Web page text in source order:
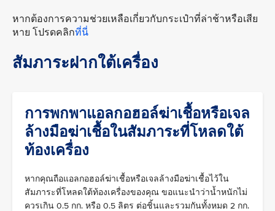
หากต้องการความช่วยเหลือเกี่ยวกับกระเป๋าที่ล่าช้าหรือเสีย
หาย โปรดคลิกที่นี่
สัมภาระฝากใต้เครื่อง
การพกพาแอลกอฮอล์ฆ่าเชื้อหรือเจล
ล้างมือฆ่าเชื้อในสัมภาระที่โหลดใต้
ท้องเครื่อง
หากคุณถือแอลกอฮอล์ฆ่าเชื้อหรือเจลล้างมือฆ่าเชื้อไว้ใน
สัมภาระที่โหลดใต้ท้องเครื่องของคุณ ขอแนะนำว่าน้ำหนักไม่
ควรเกิน 0.5 กก. หรือ 0.5 ลิตร ต่อชิ้นและรวมกันทั้งหมด 2 กก.